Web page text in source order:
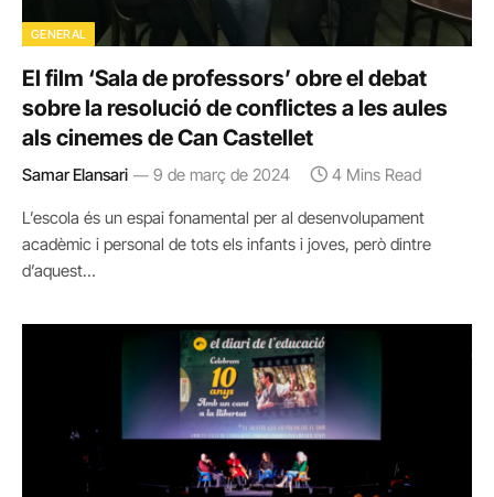
GENERAL
El film ‘Sala de professors’ obre el debat
sobre la resolució de conflictes a les aules
als cinemes de Can Castellet
Samar Elansari 9 de març de 2024 4 Mins Read
L’escola és un espai fonamental per al desenvolupament
acadèmic i personal de tots els infants i joves, però dintre
d’aquest…